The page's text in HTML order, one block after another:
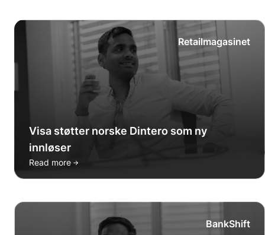
Retailmagasinet
Visa støtter norske Dintero som ny
innløser
Read more →
BankShift